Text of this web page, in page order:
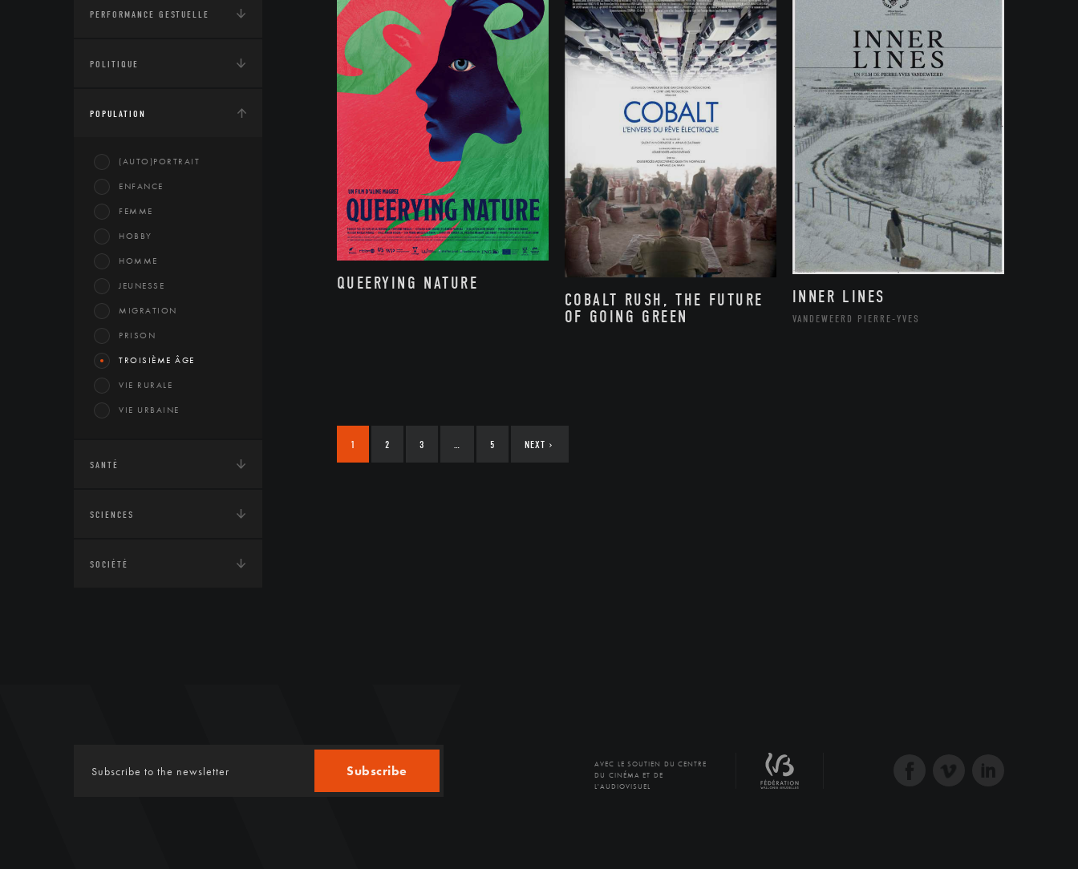
PERFORMANCE GESTUELLE
POLITIQUE
POPULATION
(AUTO)PORTRAIT
ENFANCE
FEMME
HOBBY
HOMME
JEUNESSE
MIGRATION
PRISON
TROISIÈME ÂGE
VIE RURALE
VIE URBAINE
SANTÉ
SCIENCES
SOCIÉTÉ
QUEERYING NATURE
COBALT RUSH, THE FUTURE
OF GOING GREEN
INNER LINES
VANDEWEERD PIERRE-YVES
1 2 3 … 5 NEXT ›
Subscribe
AVEC LE SOUTIEN DU CENTRE
DU CINÉMA ET DE
L'AUDIOVISUEL